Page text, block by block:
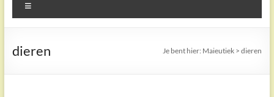
Praktijk
dieren Je bent hier: Maieutiek >dieren